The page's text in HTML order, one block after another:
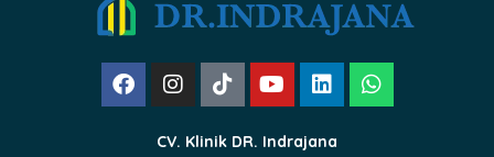
CV. Klinik DR. Indrajana